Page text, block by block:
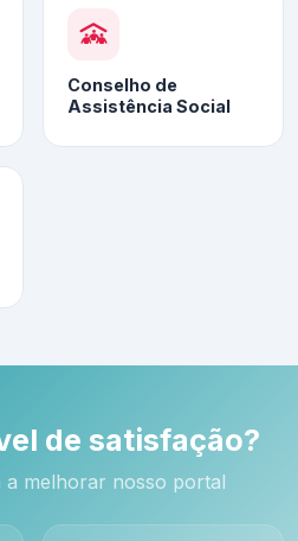
Conselho de
Assistência Social
de satisfação?
a melhorar nosso portal